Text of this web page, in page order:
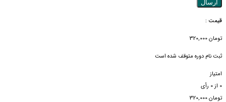
قیمت :
تومان
ثبت نام دوره متوقف شده است
امتیاز
0 از0 رأی
تومان